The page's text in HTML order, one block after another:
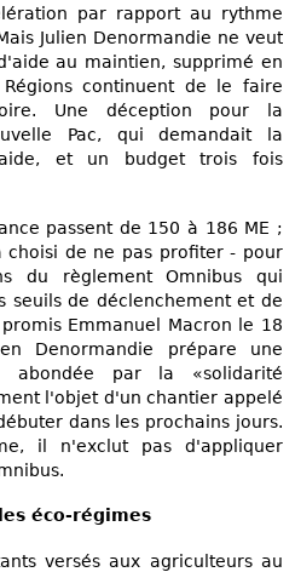
par rapport au rythme
Julien Denormandie ne veut
au maintien, supprimé en
continuent de le faire
Une déception pour la
Pac, qui demandait la
et un budget trois fois
passent de 150 à 186 ME ;
de ne pas profiter - pour
du règlement Omnibus qui
seuils de déclenchement et de
Emmanuel Macron le 18
Denormandie prépare une
par la «solidarité
l'objet d'un chantier appelé
dans les prochains jours.
il n'exclut pas d'appliquer
éco-régimes
versés aux agriculteurs au